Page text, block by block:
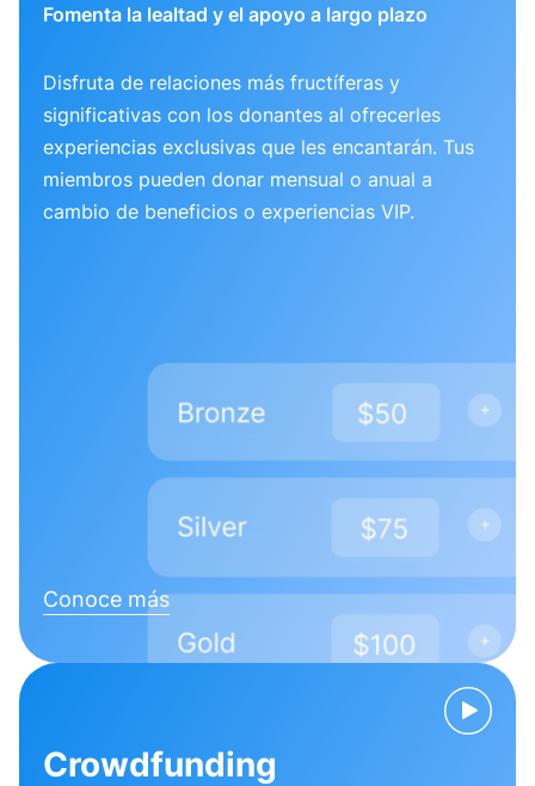
Fomenta la lealtad y el apoyo a largo plazo
Disfruta de relaciones más fructíferas y
significativas con los donantes al ofrecerles
experiencias exclusivas que les encantarán. Tus
miembros pueden donar mensual o anual a
cambio de beneficios o experiencias VIP.
Conoce más
Crowdfunding